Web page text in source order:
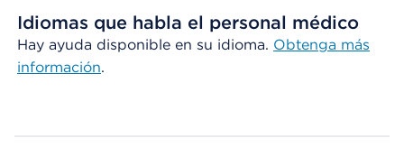
Idiomas que habla el personal médico
Hay ayuda disponible en su idioma. Obtenga más
información.